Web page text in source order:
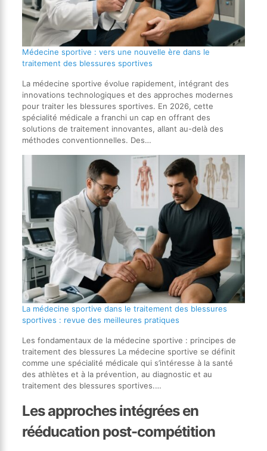
Médecine sportive : vers une nouvelle ère dans le
traitement des blessures sportives
La médecine sportive évolue rapidement, intégrant des
innovations technologiques et des approches modernes
pour traiter les blessures sportives. En 2026, cette
spécialité médicale a franchi un cap en offrant des
solutions de traitement innovantes, allant au-delà des
méthodes conventionnelles. Des…
La médecine sportive dans le traitement des blessures
sportives : revue des meilleures pratiques
Les fondamentaux de la médecine sportive : principes de
traitement des blessures La médecine sportive se définit
comme une spécialité médicale qui s’intéresse à la santé
des athlètes et à la prévention, au diagnostic et au
traitement des blessures sportives.…
Les approches intégrées en
rééducation post-compétition